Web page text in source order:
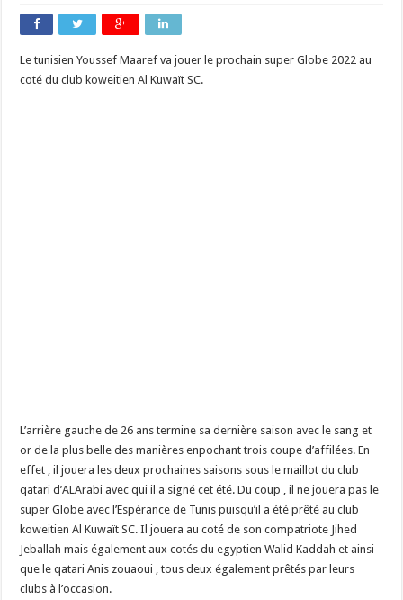
Le tunisien Youssef Maaref va jouer le prochain super Globe 2022 au
coté du club koweitien Al Kuwaït SC.
L’arrière gauche de 26 ans termine sa dernière saison avec le sang et
or de la plus belle des manières enpochant trois coupe d’affilées. En
effet , il jouera les deux prochaines saisons sous le maillot du club
qatari d’ALArabi avec qui il a signé cet été. Du coup , il ne jouera pas le
super Globe avec l’Espérance de Tunis puisqu’il a été prêté au club
koweitien Al Kuwaït SC. Il jouera au coté de son compatriote Jihed
Jeballah mais également aux cotés du egyptien Walid Kaddah et ainsi
que le qatari Anis zouaoui , tous deux également prêtés par leurs
clubs à l’occasion.